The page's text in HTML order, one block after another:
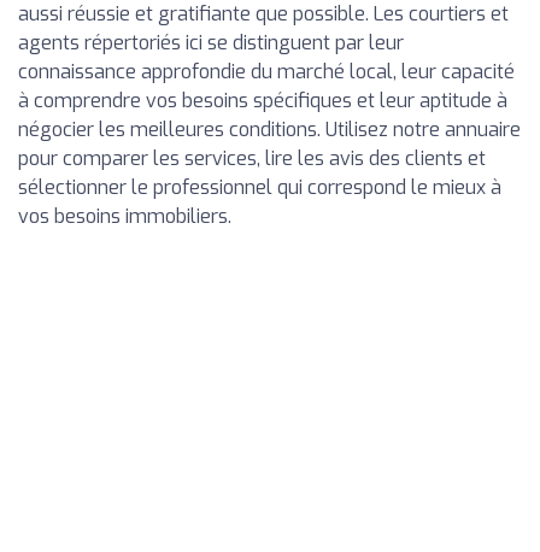
aussi réussie et gratifiante que possible. Les courtiers et
agents répertoriés ici se distinguent par leur
connaissance approfondie du marché local, leur capacité
à comprendre vos besoins spécifiques et leur aptitude à
négocier les meilleures conditions. Utilisez notre annuaire
pour comparer les services, lire les avis des clients et
sélectionner le professionnel qui correspond le mieux à
vos besoins immobiliers.